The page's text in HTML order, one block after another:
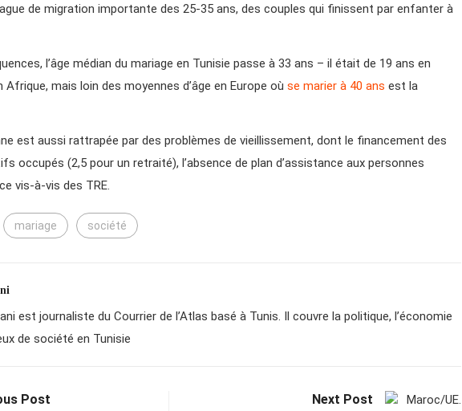
de migration importante des 25-35 ans, des couples qui finissent par enfanter à
l’âge médian du mariage en Tunisie passe à 33 ans – il était de 19 ans en
Afrique, mais loin des moyennes d’âge en Europe où se marier à 40 ans est la
est aussi rattrapée par des problèmes de vieillissement, dont le financement des
occupés (2,5 pour un retraité), l’absence de plan d’assistance aux personnes
vis-à-vis des TRE.
mariage société
est journaliste du Courrier de l’Atlas basé à Tunis. Il couvre la politique, l’économie
de société en Tunisie
Post Next Post